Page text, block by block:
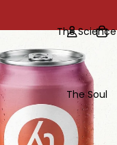
The Science
The Soul